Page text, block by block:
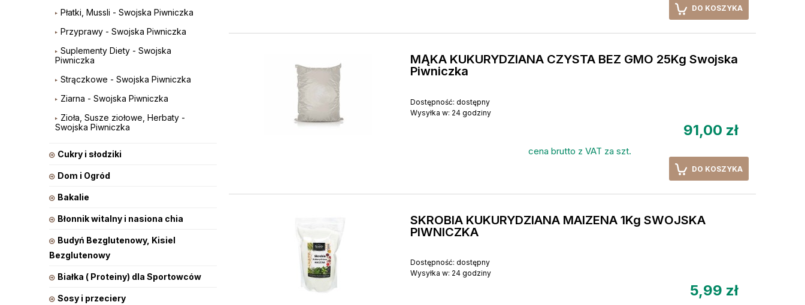
Płatki, Mussli - Swojska Piwniczka
Przyprawy - Swojska Piwniczka
Suplementy Diety - Swojska
Piwniczka
Strączkowe - Swojska Piwniczka
Ziarna - Swojska Piwniczka
Zioła, Susze ziołowe, Herbaty -
Swojska Piwniczka
Cukry i słodziki
Dom i Ogród
Bakalie
Błonnik witalny i nasiona chia
Budyń Bezglutenowy, Kisiel
Bezglutenowy
Białka ( Proteiny) dla Sportowców
Sosy i przeciery
DO KOSZYKA
MĄKA KUKURYDZIANA CZYSTA BEZ GMO 25Kg Swojska
Piwniczka
Dostępność: dostępny
Wysyłka w: 24 godziny
91,00 zł
cena brutto z VAT za szt.
DO KOSZYKA
SKROBIA KUKURYDZIANA MAIZENA 1Kg SWOJSKA
PIWNICZKA
Dostępność: dostępny
Wysyłka w: 24 godziny
5,99 zł